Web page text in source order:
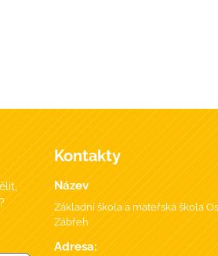
Kontakty
Název
Základní škola a mateřská škola
Zábřeh
Adresa: